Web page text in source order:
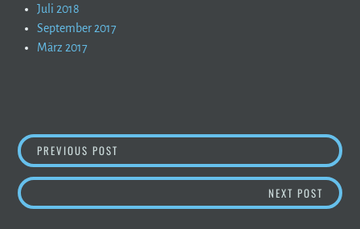
Juli 2018
September 2017
März 2017
BEITRAGSNAVIGATION
PREVIOUS POST
NEXT POST